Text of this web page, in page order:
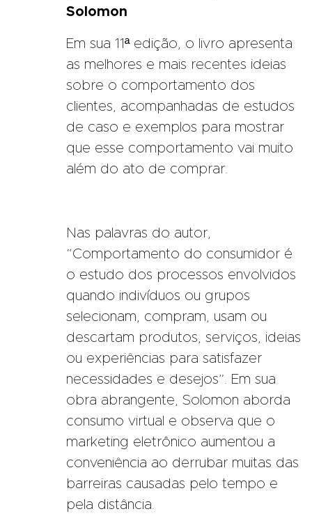
Solomon
Em sua 11ª edição, o livro apresenta
as melhores e mais recentes ideias
sobre o comportamento dos
clientes, acompanhadas de estudos
de caso e exemplos para mostrar
que esse comportamento vai muito
além do ato de comprar.
Nas palavras do autor,
“Comportamento do consumidor é
o estudo dos processos envolvidos
quando indivíduos ou grupos
selecionam, compram, usam ou
descartam produtos, serviços, ideias
ou experiências para satisfazer
necessidades e desejos”. Em sua
obra abrangente, Solomon aborda
consumo virtual e observa que o
marketing eletrônico aumentou a
conveniência ao derrubar muitas das
barreiras causadas pelo tempo e
pela distância.